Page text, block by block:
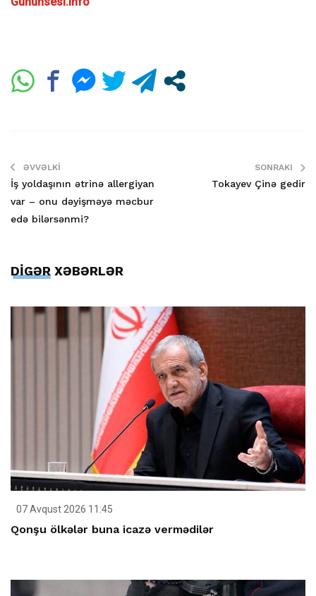
ƏVVƏLKI
İş yoldaşının ətrinə allergiyan
var – onu dəyişməyə məcbur
edə bilərsənmi?
SONRAKI
Tokayev Çinə gedir
DİGƏR XƏBƏRLƏR
07 Avqust 2026 11:45
Qonşu ölkələr buna icazə vermədilər